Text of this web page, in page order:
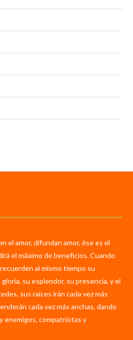
el amor, difundan amor, ése es el
el máximo de beneficios. Cuando
al mismo tiempo su
su esplendor, su presencia, y el
sus raíces irán cada vez más
cada vez más anchas, dando
enemigos, compatriotas y